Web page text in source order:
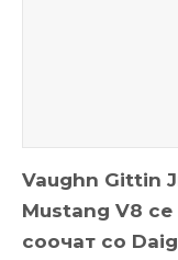
Vaughn Gittin
Mustang V8 се
соочат со